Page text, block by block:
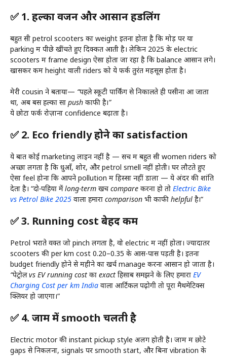
✅ 1. हल्का वजन और आसान हैंडलिंग
बहुत सी petrol scooters का weight इतना होता है कि मोड़ पर या
parking में पीछे खींचते हुए दिक्कत आती है। लेकिन 2025 के electric
scooters में frame design ऐसा होता जा रहा है कि balance आसान लगे।
खासकर कम height वाली riders को ये फर्क तुरंत महसूस होता है।
मेरी cousin ने बताया— “पहले स्कूटी पार्किंग से निकालते ही पसीना आ जाता
था, अब बस हल्का सा push काफी है।”
ये छोटा फर्क रोज़ाना confidence बढ़ाता है।
✅ 2. Eco friendly होने का satisfaction
ये बात कोई marketing लाइन नहीं है — सच में बहुत सी women riders को
अच्छा लगता है कि धुआँ, शोर, और petrol smell नहीं होती। घर लौटते हुए
ऐसा feel होना कि आपने pollution में हिस्सा नहीं डाला — ये अंदर की शांति
देता है। “दो-पहिया में long-term खर्च compare करना हो तो Electric Bike
vs Petrol Bike 2025 वाला हमारा comparison भी काफी helpful है।“
✅ 3. Running cost बेहद कम
Petrol भराते वक्त जो pinch लगता है, वो electric में नहीं होता। ज्यादातर
scooters की per km cost ₹0.20–₹0.35 के आस-पास पड़ती है। इतना
budget friendly होने से महीने का खर्च manage करना आसान हो जाता है।
“पेट्रोल vs EV running cost का exact हिसाब समझने के लिए हमारा EV
Charging Cost per km India वाला आर्टिकल पढ़ोगी तो पूरा मैथमेटिक्स
क्लियर हो जाएगा।“
✅ 4. जाम में smooth चलती है
Electric motor की instant pickup style अलग होती है। जाम में छोटे
gaps से निकलना, signals पर smooth start, और बिना vibration के